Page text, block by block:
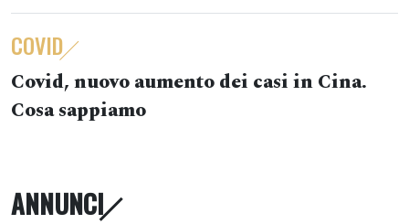
COVID
Covid, nuovo aumento dei casi in Cina.
Cosa sappiamo
ANNUNCI